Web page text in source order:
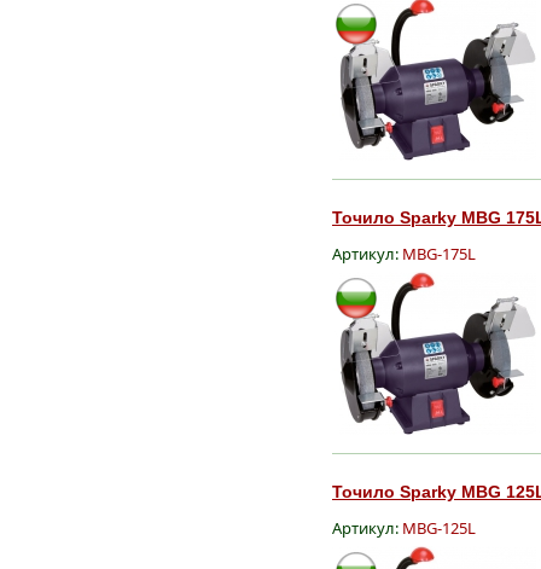
Точило Sparky MBG
Артикул: MBG-175L
Точило Sparky MBG
Артикул: MBG-125L